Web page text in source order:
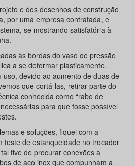
e dos desenhos de construção
por uma empresa contratada, e
se mostrando satisfatória à
às bordas do vaso de pressão
a se deformar plasticamente,
devido ao aumento de duas de
que cortá-las, retirar parte do
conhecida como “rabo de
para que fosse possível
e soluções, fiquei com a
teste de estanqueidade no trocador
tive de procurar conexões a
de aço inox que compunham a